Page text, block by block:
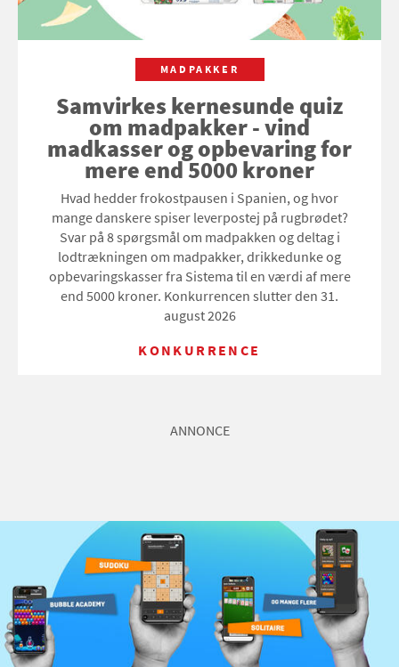
MADPAKKER
Samvirkes kernesunde quiz
om madpakker - vind
madkasser og opbevaring for
mere end 5000 kroner
Hvad hedder frokostpausen i Spanien, og hvor
mange danskere spiser leverpostej på rugbrødet?
Svar på 8 spørgsmål om madpakken og deltag i
lodtrækningen om madpakker, drikkedunke og
opbevaringskasser fra Sistema til en værdi af mere
end 5000 kroner. Konkurrencen slutter den 31.
august 2026
KONKURRENCE
ANNONCE